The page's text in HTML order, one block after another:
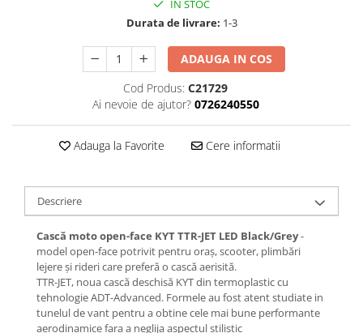
IN STOC
Durata de livrare: 1-3
ADAUGA IN COS
Cod Produs: C21729
Ai nevoie de ajutor? 0726240550
Adauga la Favorite Cere informatii
Descriere
Cască moto open-face KYT TTR-JET LED Black/Grey-
model open-face potrivit pentru oraș, scooter, plimbări
lejere și rideri care preferă o cască aerisită.
TTR-JET, noua cască deschisă KYT din termoplastic cu
tehnologie ADT-Advanced. Formele au fost atent studiate in
tunelul de vant pentru a obtine cele mai bune performante
aerodinamice fara a neglija aspectul stilistic